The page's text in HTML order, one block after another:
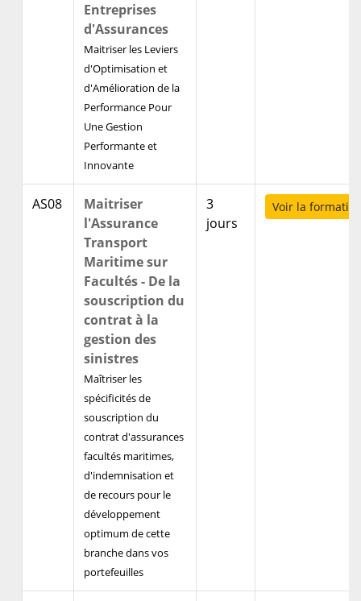
Entreprises
d'Assurances
Maitriser les Leviers
d'Optimisation et
d'Amélioration de la
Performance Pour
Une Gestion
Performante et
Innovante
AS08
Maitriser
l'Assurance
Transport
Maritime sur
Facultés - De la
souscription du
contrat à la
gestion des
sinistres
Maîtriser les
spécificités de
souscription du
contrat d'assurances
facultés maritimes,
d'indemnisation et
de recours pour le
développement
optimum de cette
branche dans vos
portefeuilles
3
jours
Voir la